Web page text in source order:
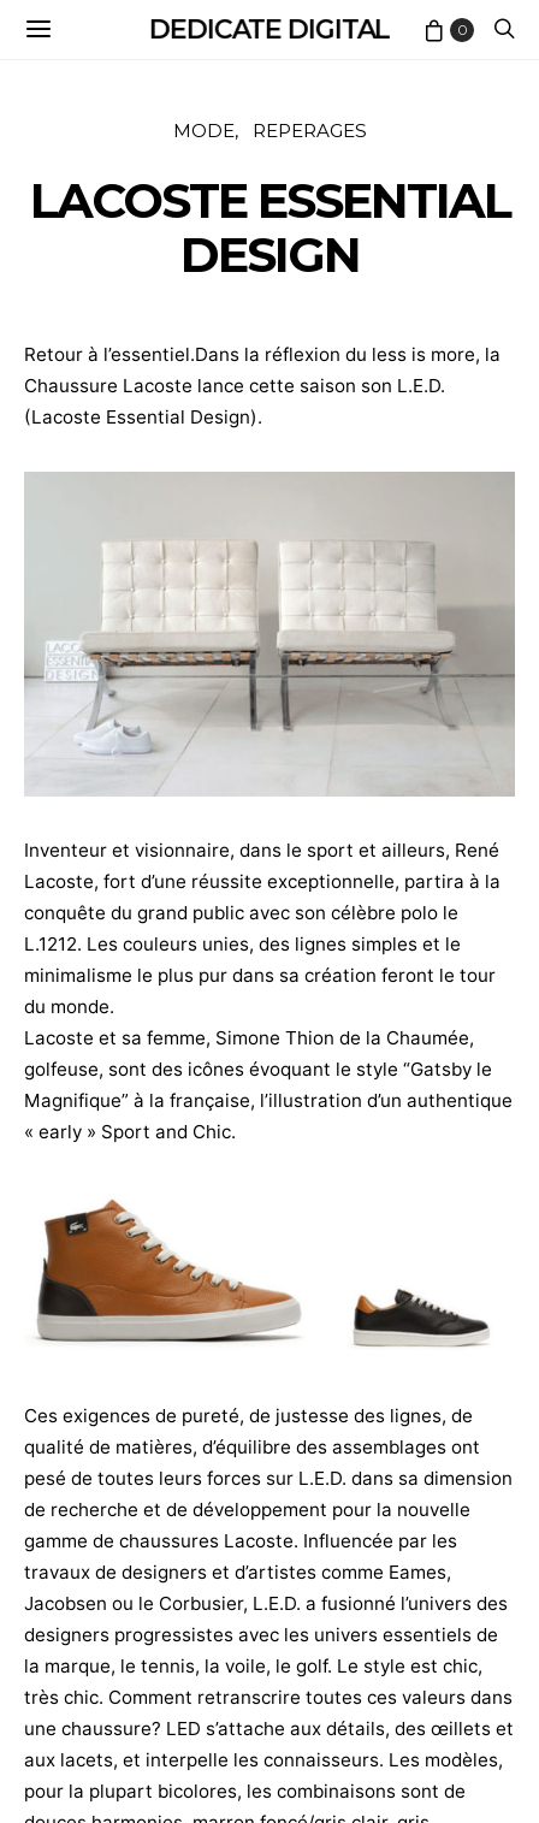
DEDICATE DIGITAL 0
MODE REPERAGES
LACOSTE ESSENTIAL
DESIGN
Retour à l’essentiel.Dans la réflexion du less is more, la
Chaussure Lacoste lance cette saison son L.E.D.
(Lacoste Essential Design).
Inventeur et visionnaire, dans le sport et ailleurs, René
Lacoste, fort d’une réussite exceptionnelle, partira à la
conquête du grand public avec son célèbre polo le
L.1212. Les couleurs unies, des lignes simples et le
minimalisme le plus pur dans sa création feront le tour
du monde.
Lacoste et sa femme, Simone Thion de la Chaumée,
golfeuse, sont des icônes évoquant le style “Gatsby le
Magnifique” à la française, l’illustration d’un authentique
« early » Sport and Chic.
Ces exigences de pureté, de justesse des lignes, de
qualité de matières, d’équilibre des assemblages ont
pesé de toutes leurs forces sur L.E.D. dans sa dimension
de recherche et de développement pour la nouvelle
gamme de chaussures Lacoste. Influencée par les
travaux de designers et d’artistes comme Eames,
Jacobsen ou le Corbusier, L.E.D. a fusionné l’univers des
designers progressistes avec les univers essentiels de
la marque, le tennis, la voile, le golf. Le style est chic,
très chic. Comment retranscrire toutes ces valeurs dans
une chaussure? LED s’attache aux détails, des œillets et
aux lacets, et interpelle les connaisseurs. Les modèles,
pour la plupart bicolores, les combinaisons sont de